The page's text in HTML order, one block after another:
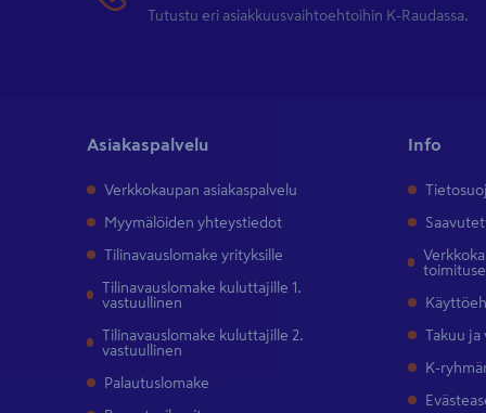
Tutustu eri asiakkuusvaihtoehtoihin K-Raudassa.
Asiakaspalvelu
Verkkokaupan asiakaspalvelu
Myymälöiden yhteystiedot
Tilinavauslomake yrityksille
Tilinavauslomake kuluttajille 1.
vastuullinen
Tilinavauslomake kuluttajille 2.
vastuullinen
Palautuslomake
Info
Takuu ja
K-